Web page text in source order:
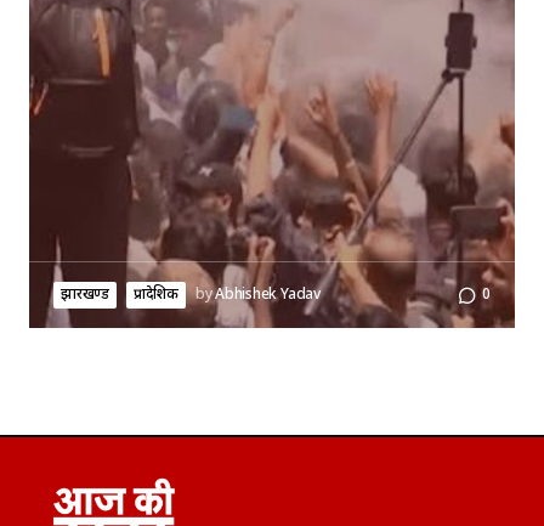
झारखण्ड प्रादेशिक byAbhishek Yadav 0